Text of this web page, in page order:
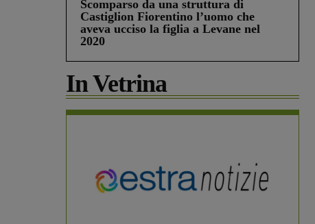
Scomparso da una struttura di
Castiglion Fiorentino l’uomo che
aveva ucciso la figlia a Levane nel
2020
In Vetrina